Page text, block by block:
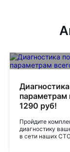
параметрам
1290 руб!
Пройдите
диагностику
в сети наших